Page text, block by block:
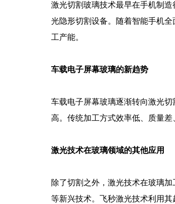
激光切割玻璃技术最早在手机制
光隐形切割设备。随着智能手机
工产能。
车载电子屏幕玻璃的新趋势
车载电子屏幕玻璃逐渐转向激光
高。传统加工方式效率低、质量
激光技术在玻璃领域的其他应用
除了切割之外，激光技术在玻璃
等新兴技术。飞秒激光技术利用